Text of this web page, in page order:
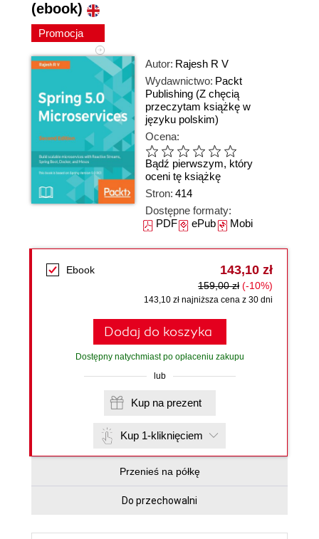
(ebook)
Promocja
Autor: Rajesh R V
Wydawnictwo: Packt
Publishing (Z chęcią
przeczytam książkę w
języku polskim)
Ocena:
Bądź pierwszym, który
oceni tę książkę
Stron: 414
Dostępne formaty:
PDFePubMobi
Ebook 143,10 zł
159,00 zł (-10%)
143,10 zł najniższa cena z 30 dni
Dodaj do koszyka
Dostępny natychmiast po opłaceniu zakupu
lub
Kup na prezent
Kup 1-kliknięciem
Przenieś na półkę
Do przechowalni